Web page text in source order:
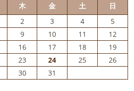
木 金 土
日
2 3 4
5
9 10 11
12
16 17 18
19
23 24 25
26
30
31